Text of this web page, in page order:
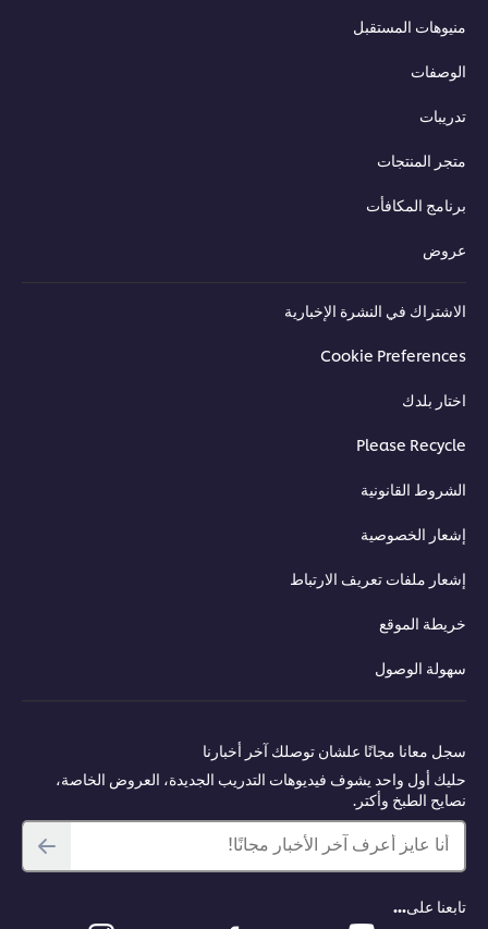
منيوهات المستقبل
الوصفات
تدريبات
متجر المنتجات
برنامج المكافأت
عروض
الاشتراك في النشرة الإخبارية
Cookie Preferences
اختار بلدك
Please Recycle
الشروط القانونية
إشعار الخصوصية
إشعار ملفات تعريف الارتباط
خريطة الموقع
سهولة الوصول
سجل معانا مجانًا علشان توصلك آخر أخبارنا
حليك أول واحد يشوف فيديوهات التدريب الجديدة، العروض الخاصة،
نصايح الطبخ وأكتر.
أنا عايز أعرف آخر الأخبار مجانًا!
تابعنا على...